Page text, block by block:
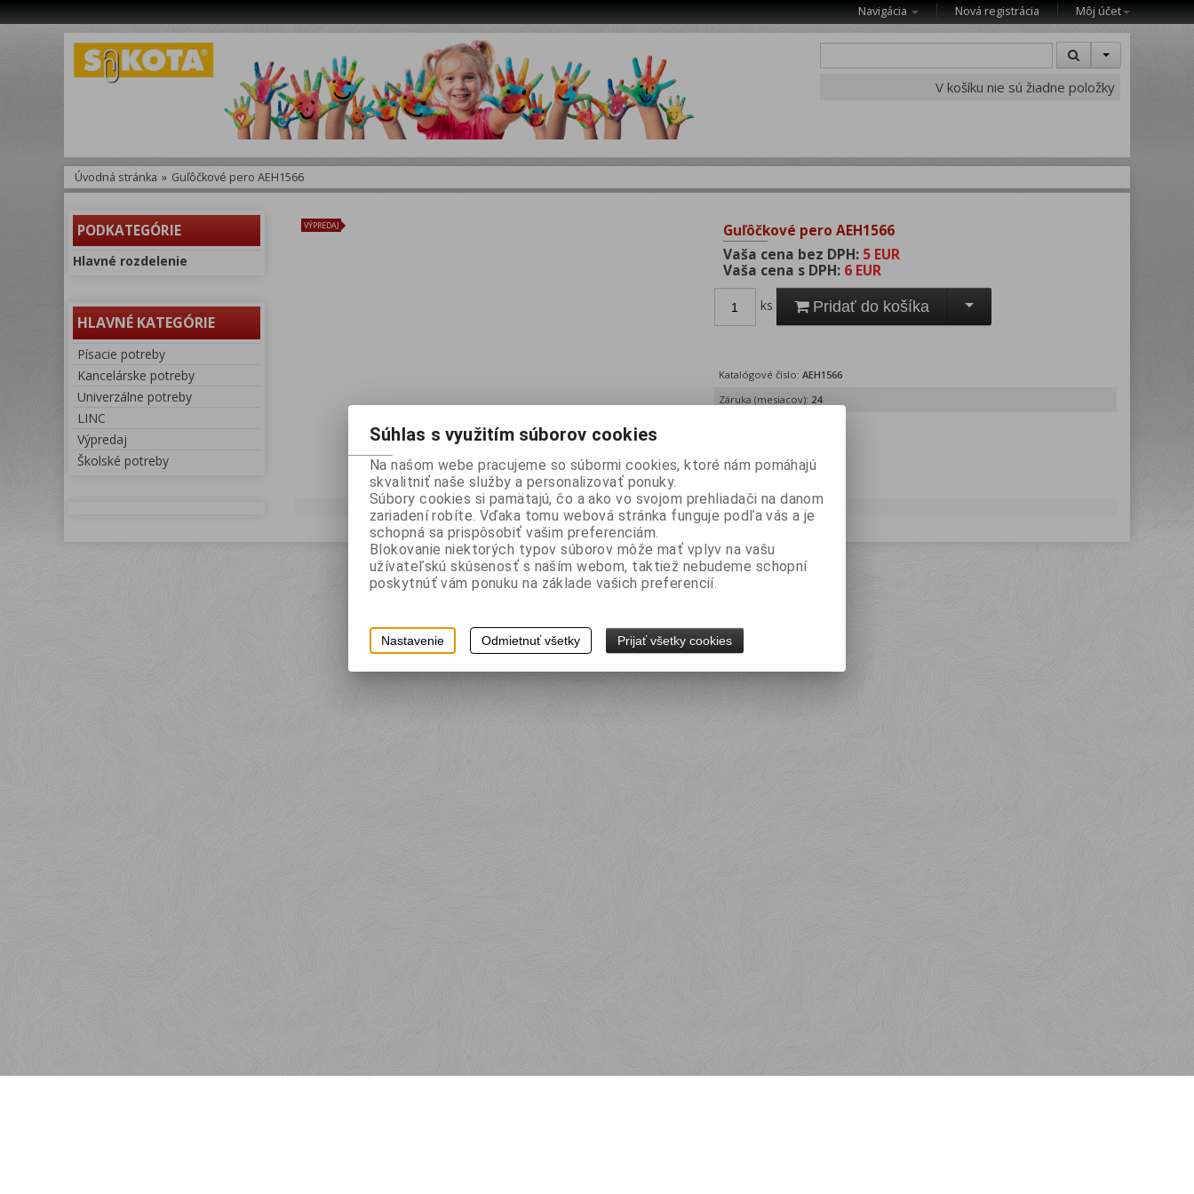
Navigácia Nová registrácia Môj účet
V košíku nie sú žiadne položky
Úvodná stránka » Guľôčkové pero AEH1566
PODKATEGÓRIE
Hlavné rozdelenie
HLAVNÉ KATEGÓRIE
Písacie potreby
Kancelárske potreby
Univerzálne potreby
LINC
Výpredaj
Školské potreby
VÝPREDAJ Guľôčkové pero AEH1566
Vaša cena bez DPH: 5 EUR
Vaša cena s DPH: 6 EUR
ks Pridať do košíka
Katalógové číslo: AEH1566
Záruka (mesiacov): 24
Súhlas s využitím súborov cookies
Na našom webe pracujeme so súbormi cookies, ktoré nám pomáhajú
skvalitniť naše služby a personalizovať ponuky.
Súbory cookies si pamätajú, čo a ako vo svojom prehliadači na danom
zariadení robíte. Vďaka tomu webová stránka funguje podľa vás a je
schopná sa prispôsobiť vašim preferenciám.
Blokovanie niektorých typov súborov môže mať vplyv na vašu
užívateľskú skúsenosť s naším webom, taktiež nebudeme schopní
poskytnúť vám ponuku na základe vašich preferencií.
Nastavenie Odmietnuť všetky Prijať všetky cookies